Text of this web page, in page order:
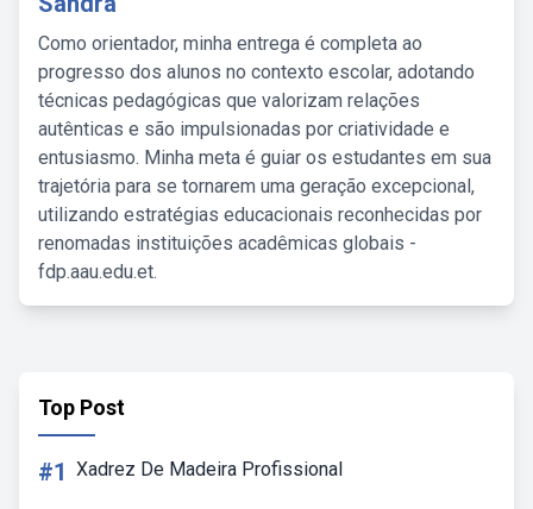
Como orientador, minha entrega é completa ao
progresso dos alunos no contexto escolar, adotando
técnicas pedagógicas que valorizam relações
autênticas e são impulsionadas por criatividade e
entusiasmo. Minha meta é guiar os estudantes em sua
trajetória para se tornarem uma geração excepcional,
utilizando estratégias educacionais reconhecidas por
renomadas instituições acadêmicas globais -
fdp.aau.edu.et.
Top Post
#1 Xadrez De Madeira Profissional